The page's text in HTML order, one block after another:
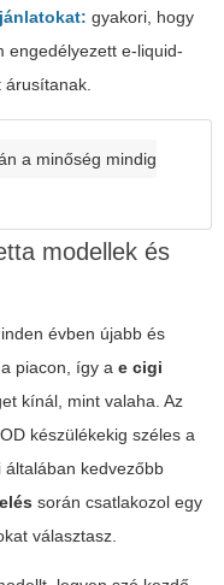
gyakori, hogy
engedélyezett e-liquid-
árusítanak.
a minőség mindig
modellek és
évben újabb és
piacon, így a e cigi
kínál, mint valaha. Az
készülékekig széles a
kedvezőbb
során csatlakozol egy
választasz.